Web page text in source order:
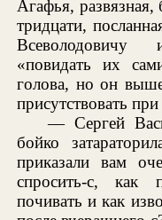
Агафья, развязная,
тридцати,
«повидать их
голова, но он
присутствовать
— Сергей
бойко
приказали вам
спросить-с, как
почивать и как